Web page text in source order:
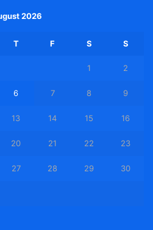
2026
T F S S
1 2
6 7 8 9
13 14 15 16
20 21 22 23
27 28 29 30